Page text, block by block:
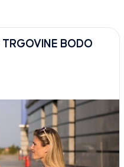
BODO